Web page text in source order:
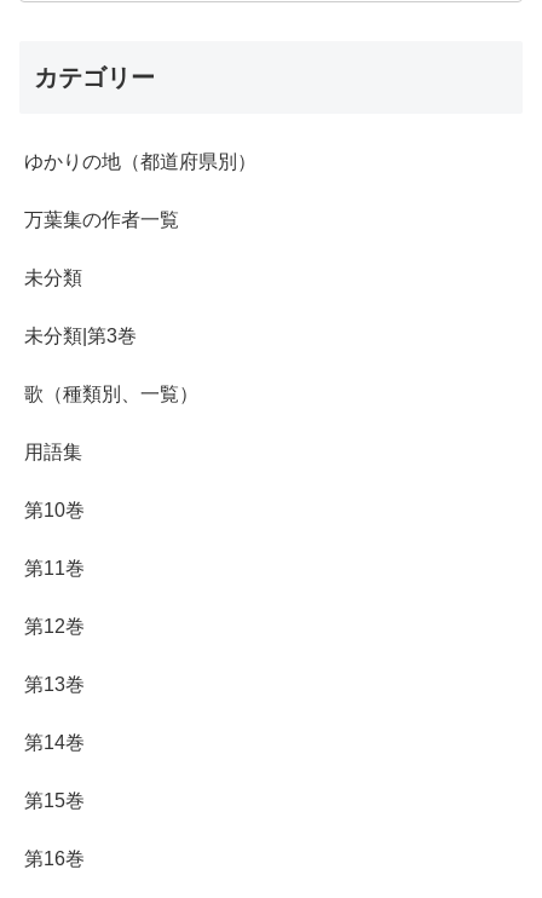
カテゴリー
ゆかりの地（都道府県別）
万葉集の作者一覧
未分類
未分類|第3巻
歌（種類別、一覧）
用語集
第10巻
第11巻
第12巻
第13巻
第14巻
第15巻
第16巻